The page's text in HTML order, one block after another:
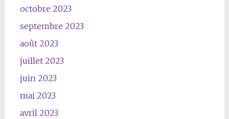
octobre 2023
septembre 2023
août 2023
juillet 2023
juin 2023
mai 2023
avril 2023